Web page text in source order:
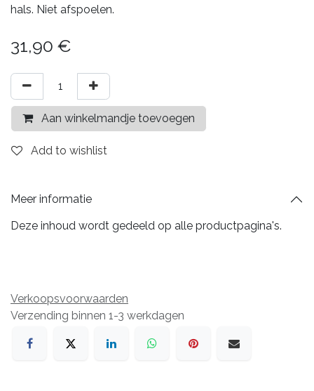
hals. Niet afspoelen.
31,90 €
Aan winkelmandje toevoegen
Add to wishlist
Meer informatie
Deze inhoud wordt gedeeld op alle productpagina's.
Verkoopsvoorwaarden
Verzending binnen 1-3 werkdagen